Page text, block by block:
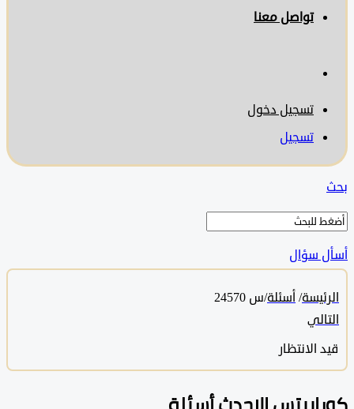
تواصل معنا
تسجيل دخول
تسجيل
سؤال
/ أسئلة/س 24570
الانتظار